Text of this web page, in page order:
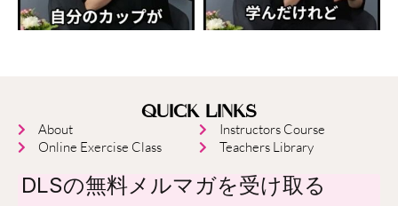
QUICK LINKS
About
Online Exercise Class
Instructors Course
Teachers Library
DLSの無料メルマガを受け取る